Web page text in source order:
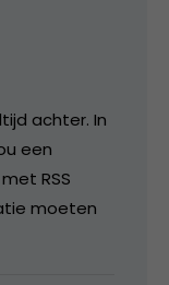
achter. In
een
RSS
moeten